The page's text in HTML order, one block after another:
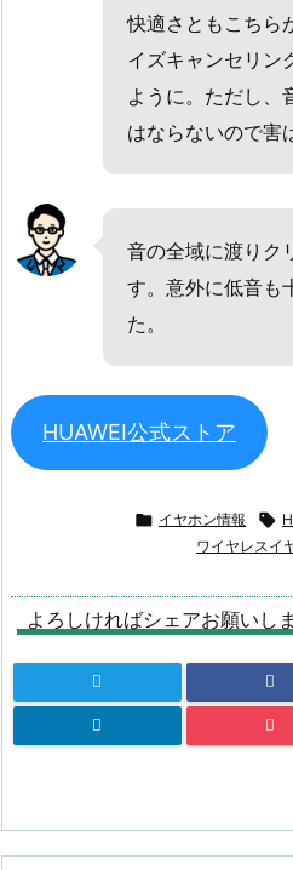
快適さともこちら
イズキャンセリン
ように。ただし、
はならないので害
音の全域に渡りク
す。意外に低音も
た。
HUAWEI公式ストア
 イヤホン情報 
ワイヤレスイ
よろしければシェアお願いし